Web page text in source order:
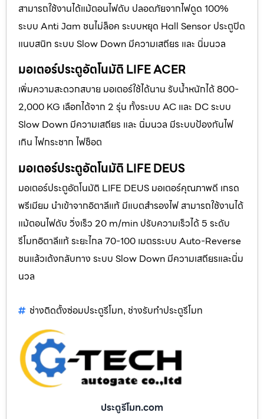
สามารถใช้งานได้แม้ตอนไฟดับ ปลอดภัยจากไฟดูด 100%
ระบบ Anti Jam ชนไม่ล็อค ระบบหยุด Hall Sensor ประตูปิด
แนบสนิท ระบบ Slow Down มีความเสถียร และ นิ่มนวล
มอเตอร์ประตูอัตโนมัติ LIFE ACER
เพิ่มความสะดวกสบาย มอเตอร์ใช้ได้นาน รับน้ำหนักได้ 800-
2,000 KG เลือกได้จาก 2 รุ่น ทั้งระบบ AC และ DC ระบบ
Slow Down มีความเสถียร และ นิ่มนวล มีระบบป้องกันไฟ
เกิน ไฟกระชาก ไฟช็อต
มอเตอร์ประตูอัตโนมัติ LIFE DEUS
มอเตอร์ประตูอัตโนมัติ LIFE DEUS มอเตอร์คุณภาพดี เกรด
พรีเมียม นำเข้าจากอิตาลีแท้ มีแบตสำรองไฟ สามารถใช้งานได้
แม้ตอนไฟดับ วิ่งเร็ว 20 m/min ปรับความเร็วได้ 5 ระดับ
รีโมทอิตาลีแท้ ระยะไกล 70-100 เมตรระบบ Auto-Reverse
ชนแล้วเด้งกลับทาง ระบบ Slow Down มีความเสถียรและนิ่ม
นวล
ช่างติดตั้งซ่อมประตูรีโมท, ช่างรับทำประตูรีโมท
ประตูรีโมท.com